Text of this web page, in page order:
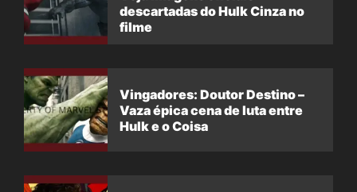
descartadas do Hulk Cinza no
filme
Vingadores: Doutor Destino –
Vaza épica cena de luta entre
Hulk e o Coisa